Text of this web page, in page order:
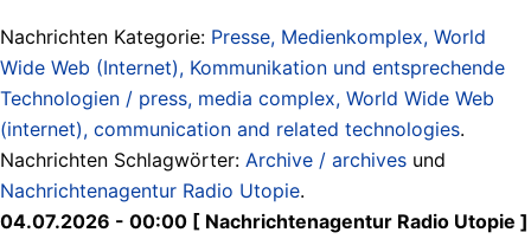
Nachrichten Kategorie: Presse, Medienkomplex, World
Wide Web (Internet), Kommunikation und entsprechende
Technologien / press, media complex, World Wide Web
(internet), communication and related technologies.
Nachrichten Schlagwörter: Archive / archives und
Nachrichtenagentur Radio Utopie.
04.07.2026 - 00:00 [ Nachrichtenagentur Radio Utopie ]